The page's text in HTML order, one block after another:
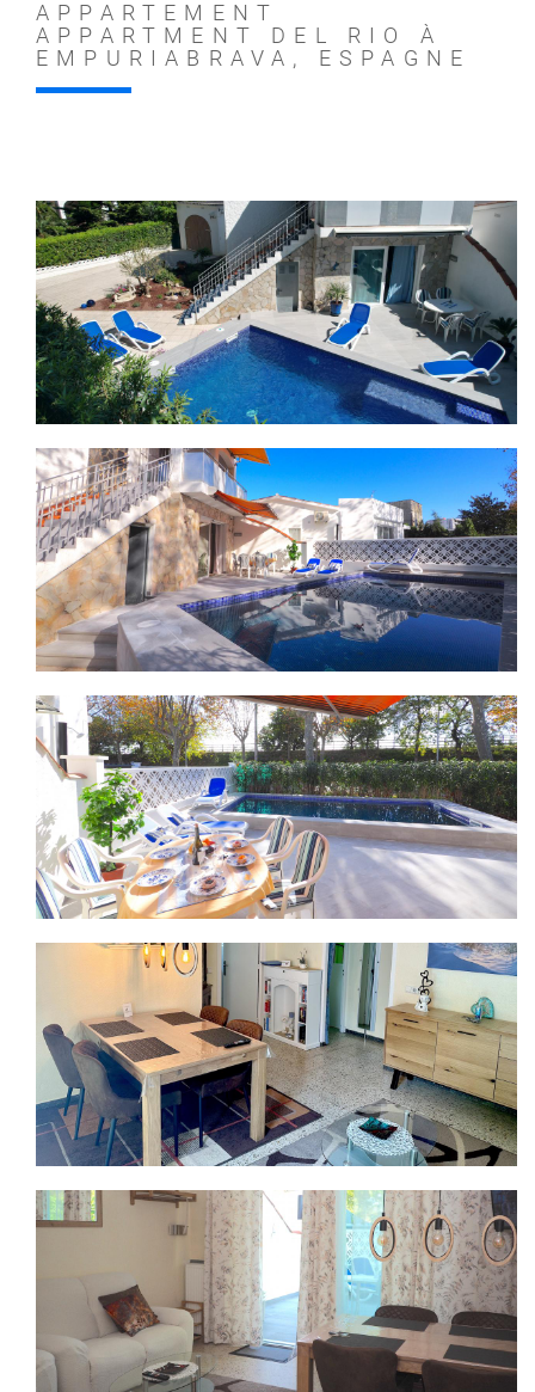
APPARTEMENT
APPARTMENT DEL RIO À
EMPURIABRAVA, ESPAGNE